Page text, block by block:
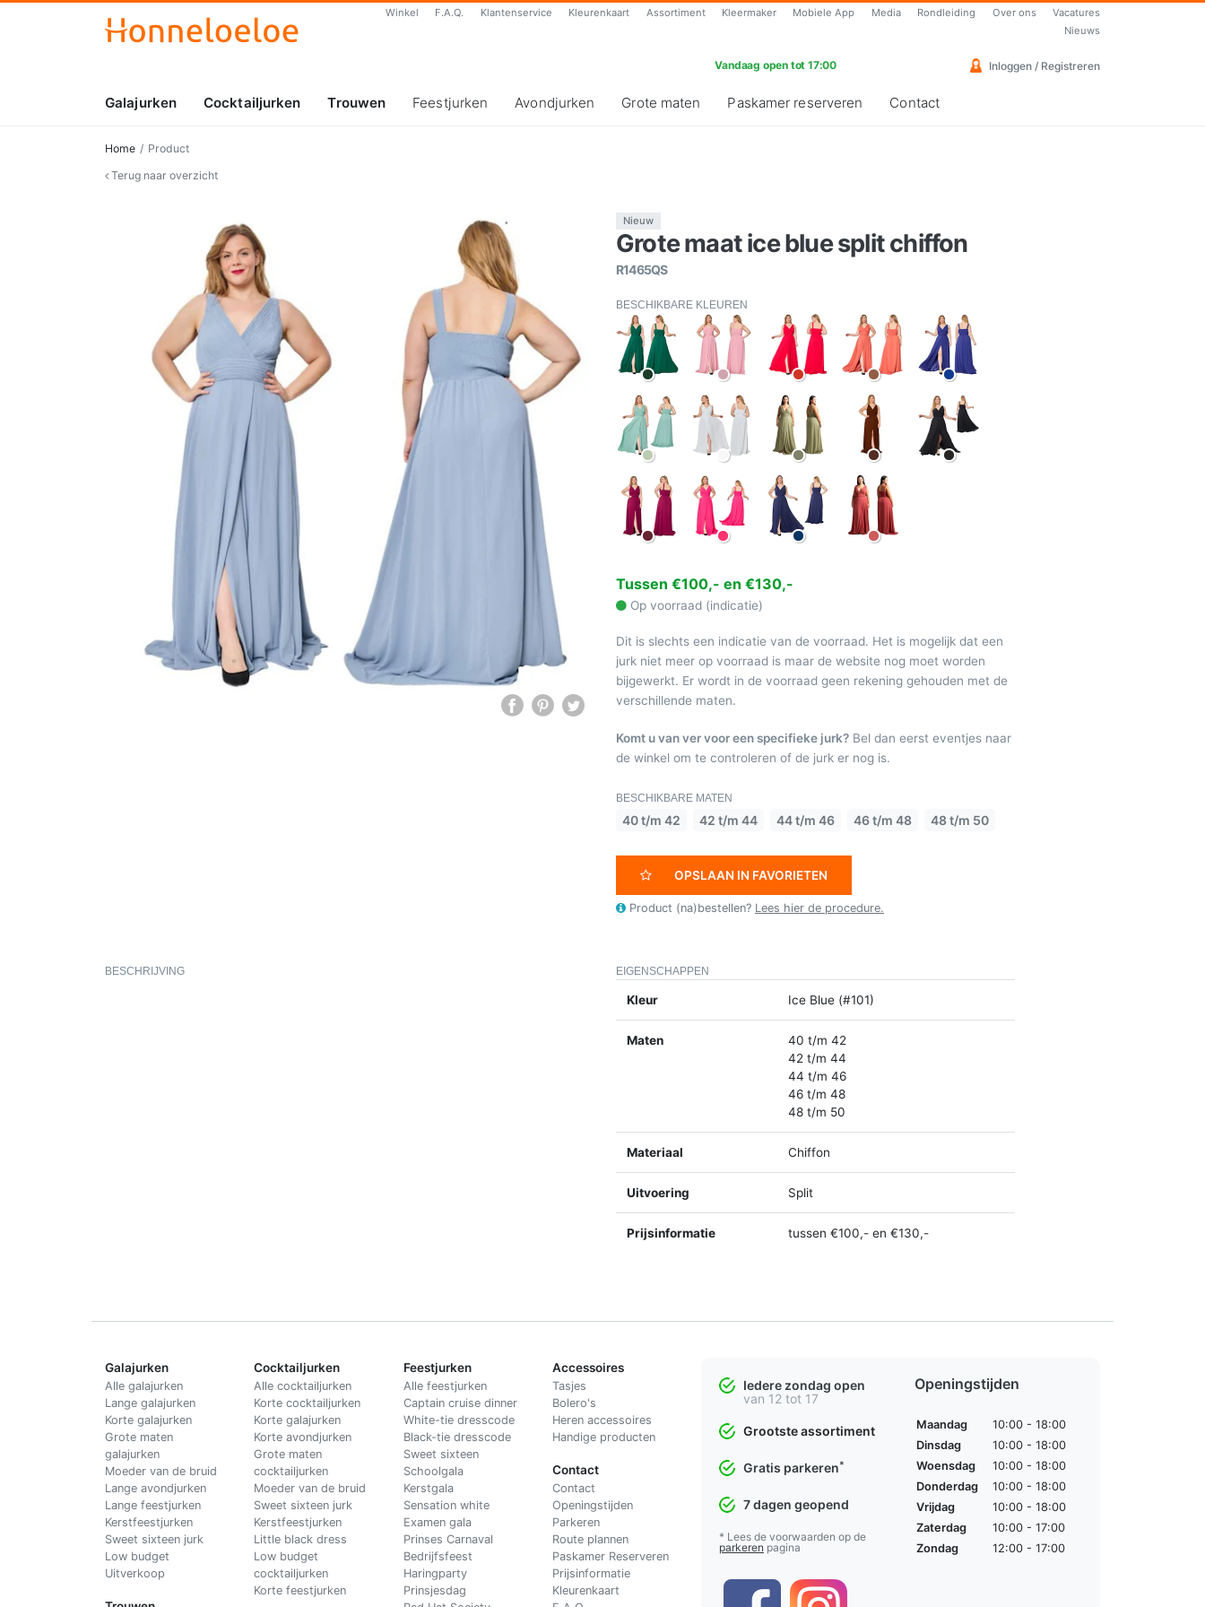
Winkel F.A.Q. Klantenservice Kleurenkaart Assortiment Kleermaker Mobiele App Media Rondleiding Over ons
Vacatures
Nieuws
Vandaag open tot 17:00 Inloggen / Registreren
Galajurken Cocktailjurken Trouwen Feestjurken Avondjurken Grote maten Paskamer reserveren Contact
Home
Product
Terug naar overzicht
Nieuw
Grote maat ice blue split chiffon
R1465QS
BESCHIKBARE KLEUREN
Tussen €100,- en €130,-
Op voorraad (indicatie)
Dit is slechts een indicatie van de voorraad. Het is mogelijk dat een
jurk niet meer op voorraad is maar de website nog moet worden
bijgewerkt. Er wordt in de voorraad geen rekening gehouden met de
verschillende maten.
Komt u van ver voor een specifieke jurk? Bel dan eerst eventjes naar
de winkel om te controleren of de jurk er nog is.
BESCHIKBARE MATEN
40 t/m 42 42 t/m 44 44 t/m 46 46 t/m 48 48 t/m 50
OPSLAAN IN FAVORIETEN
Product (na)bestellen? Lees hier de procedure.
BESCHRIJVING EIGENSCHAPPEN
Kleur Ice Blue (#101)
Maten
40 t/m 42
42 t/m 44
44 t/m 46
46 t/m 48
48 t/m 50
Materiaal Chiffon
Uitvoering Split
Prijsinformatie tussen €100,- en €130,-
Galajurken
Alle galajurken
Lange galajurken
Korte galajurken
Grote maten
galajurken
Moeder van de bruid
Lange avondjurken
Lange feestjurken
Kerstfeestjurken
Sweet sixteen jurk
Low budget
Uitverkoop
Cocktailjurken
Alle cocktailjurken
Korte cocktailjurken
Korte galajurken
Korte avondjurken
Grote maten
cocktailjurken
Moeder van de bruid
Sweet sixteen jurk
Kerstfeestjurken
Little black dress
Low budget
cocktailjurken
Korte feestjurken
Feestjurken
Alle feestjurken
Captain cruise dinner
White-tie dresscode
Black-tie dresscode
Sweet sixteen
Schoolgala
Kerstgala
Sensation white
Examen gala
Prinses Carnaval
Bedrijfsfeest
Haringparty
Prinsjesdag
Accessoires
Tasjes
Bolero's
Heren accessoires
Handige producten
Contact
Contact
Openingstijden
Parkeren
Route plannen
Paskamer Reserveren
Prijsinformatie
Kleurenkaart
Iedere zondag open
van 12 tot 17
Grootste assortiment
Gratis parkeren*
7 dagen geopend
* Lees de voorwaarden op de
parkeren pagina
Openingstijden
Maandag
10:00 - 18:00
Dinsdag
10:00 - 18:00
Woensdag
10:00 - 18:00
Donderdag
10:00 - 18:00
Vrijdag
10:00 - 18:00
Zaterdag
10:00 - 17:00
Zondag
12:00 - 17:00